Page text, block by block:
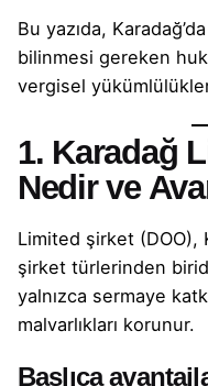
Bu yazıda,
bilinmesi gereken
vergisel yükümlülükler
1. Karadağ
Nedir ve
Limited şirket (DOO),
şirket türlerinden
yalnızca sermaye
malvarlıkları korunur.
Başlıca